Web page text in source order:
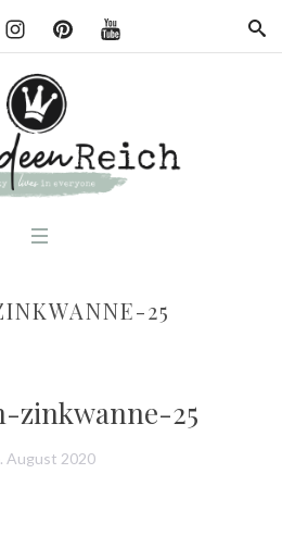
25
zinkwanne-25
August 2020